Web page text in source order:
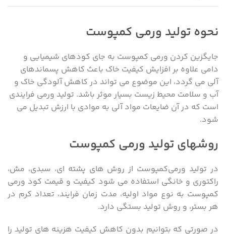
نحوه تولید ورمی کمپوست
جایگزین کردن ورمی کمپوست به جای کودهای شیمیایی و
دامی علاوه بر افزایش کیفیت خاک باعث کاهش پسماندهای
آلی می گردد، این موضوع می تواند در کاهش آلودگی خاک و
آب و سلامت محیط زیست بسیار موثر باشد. تولید ورمی فرایندی
است که در آن ضایعات مواد آلی به موادی با ارزش تبدیل می
شود.
روشهای تولید ورمی کمپوست
در تولید ورمی‌کمپوست از روش های پشته ای، سبدی، مش،
راکتوری و خانگی استفاده می شود کیفیت و قیمت کود ورمی
کمپوست به نوع مواد اولیه، مدت زمان فرایند، تعداد کرم در
هر بستر، و روش تولید بستگی دارد.
در صورتی که بتوانیم بدون کاهش کیفیت هزینه های تولید را